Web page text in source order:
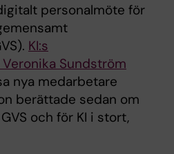
personalmöte för
KI:s
Sundström
nya medarbetare
berättade sedan om
och för KI i stort,